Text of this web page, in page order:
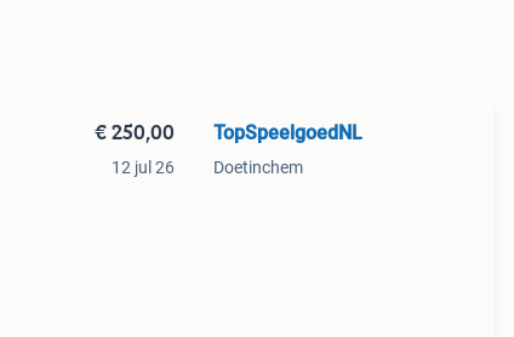
€ 250,00
12 jul 26
TopSpeelgoedNL
Doetinchem